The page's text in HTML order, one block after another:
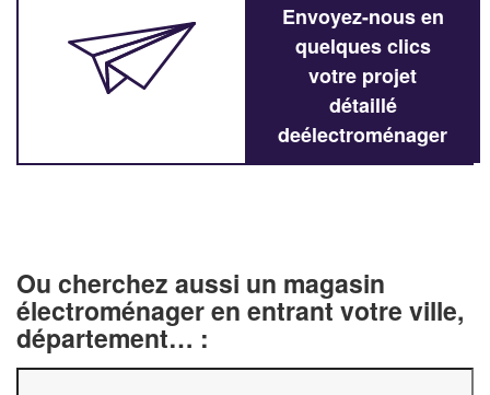
Envoyez-nous en
quelques clics
votre projet
détaillé
deélectroménager
Ou cherchez aussi un magasin
électroménager en entrant votre ville,
département… :